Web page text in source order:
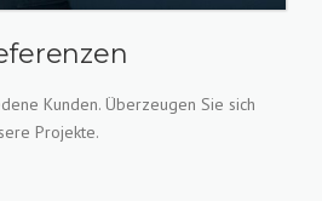
Kunden. Überzeugen Sie sich
Projekte.